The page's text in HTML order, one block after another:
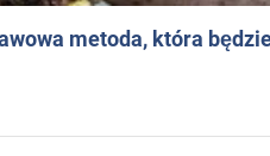
metoda, która